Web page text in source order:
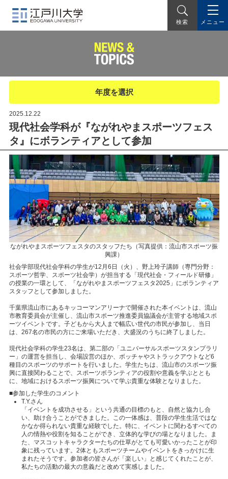
検索 メニュー
年度を選択
2025.12.22
現代社会学科が『ながれやまスポーツフェス
タ』にボランティアとして参加
ながれやまスポーツフェスタのスタッフたち（写真提供：流山市スポーツ振
興課）
社会学部現代社会学科の学生が12月6日（火）、野上玲子講師（専門分野：
スポーツ哲学、スポーツ社会学）が担当する「現代社会・フィールド研修」
の授業の一環として、「ながれやまスポーツフェスタ2025」にボランティア
スタッフとして参加しました。
千葉県流山市にあるキッコーマンアリーナで開催された本イベントは、流山
市教育委員会が主催し、流山市スポーツ推進委員協議会が主管する地域スポ
ーツイベントです。子どもから大人まで幅広い世代の市民が参加し、当日
は、267名の市民の方にご来場いただき、大盛況のうちに終了しました。
現代社会学科の学生23名は、第二部の「ユニバーサルスポーツスタンプラリ
ー」の運営を担当し、会場設営のほか、ボッチャやストラックアウトなど6
種目のスポーツのサポートを行いました。学生たちは、流山市のスポーツ振
興に直接関わることで、スポーツボランティアの役割や意義を学ぶととも
に、地域におけるスポーツ振興について学ぶ貴重な体験となりました。
■参加した学生のコメント
T.Y.さん
「イベントを成功させる」という共通の目標のもと、自然と協力し合
い、助け合うことができました。この一体感は、普段の学生生活ではな
かなか得られない貴重な経験でした。特に、イベントに関わるすべての
人の情熱や役割を知ることができ、立体的な学びの場となりました。ま
た、マスコットキャラクターたちの仕草がとても可愛いかったことが印
象に残っています。2体ともスポーツチームやイベントをきっかけに生
まれたそうです。参加者の皆さんが「楽しい」と感じてくれたことが、
私たちの活動の最大の意義だと改めて実感しました。